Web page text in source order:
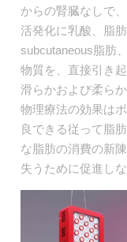
からの腎臓なしで
活発化に乳酸、脂
subcutaneous脂肪
物質を、直接引き
滑らかおよび柔ら
物理療法の効果は
良できる従って脂
な脂肪の消費の新
失うために促進しな